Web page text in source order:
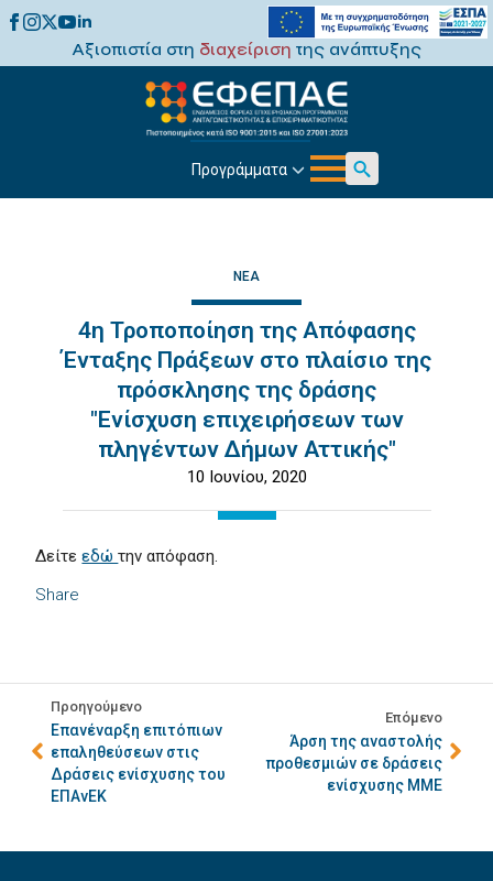
Αξιοπιστία στη διαχείριση της ανάπτυξης
Προγράμματα
Search
ΝΈΑ
4η Τροποποίηση της Απόφασης
Ένταξης Πράξεων στο πλαίσιο της
πρόσκλησης της δράσης
"Ενίσχυση επιχειρήσεων των
πληγέντων Δήμων Αττικής"
10 Ιουνίου, 2020
Share
Δείτεεδώτην απόφαση.
Προηγούμενο
Επανέναρξη επιτόπιων
επαληθεύσεων στις
Δράσεις ενίσχυσης του
ΕΠΑνΕΚ
Επόμενο
Άρση της αναστολής
προθεσμιών σε δράσεις
ενίσχυσης ΜΜΕ